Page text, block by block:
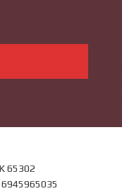
65302
6945965035